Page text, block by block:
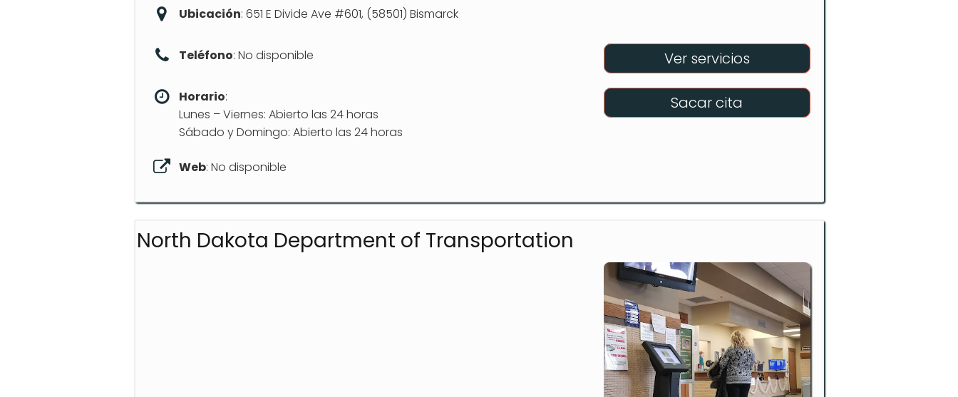
Ubicación: 651 E Divide Ave #601, (58501) Bismarck
Teléfono: No disponible
Horario:
Lunes – Viernes: Abierto las 24 horas
Sábado y Domingo: Abierto las 24 horas
Web: No disponible
Ver servicios
Sacar cita
North Dakota Department of Transportation